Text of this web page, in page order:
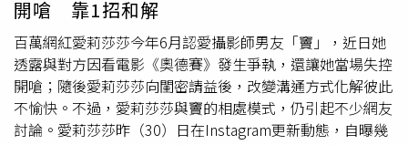
32.22%，摩根士丹利證券受託買進成交量占31.9%。●合
晶（6182） 20分鐘撮合最近6個營業日累積最後成交價跌
幅達32.9%。●竹陞科技（6739） 5分鐘撮合最近6個營
業日累積最後成交價跌幅達34.8%。●創新服務（7828）
5分鐘撮合最近6個營業日累積最後成交價跌幅達31.99%。
開嗆 靠1招和解
百萬網紅愛莉莎莎今年6月認愛攝影師男友「竇」，近日她
透露與對方因看電影《奧德賽》發生爭執，還讓她當場失控
開嗆；隨後愛莉莎莎向閨密請益後，改變溝通方式化解彼此
不愉快。不過，愛莉莎莎與竇的相處模式，仍引起不少網友
討論。愛莉莎莎昨（30）日在Instagram更新動態，自曝幾